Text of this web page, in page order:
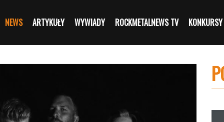
NEWS ARTYKUŁY WYWIADY ROCKMETALNEWS TV KONKURSY